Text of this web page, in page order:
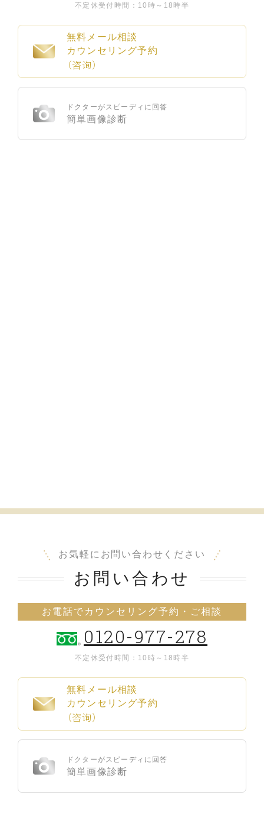
不定休 受付時間：10時～18時半
無料メール相談
カウンセリング予約
（咨询）
ドクターがスピーディに回答
簡単画像診断
お気軽にお問い合わせください
お問い合わせ
お電話でカウンセリング予約・ご相談
0120-977-278
不定休 受付時間：10時～18時半
無料メール相談
カウンセリング予約
（咨询）
ドクターがスピーディに回答
簡単画像診断